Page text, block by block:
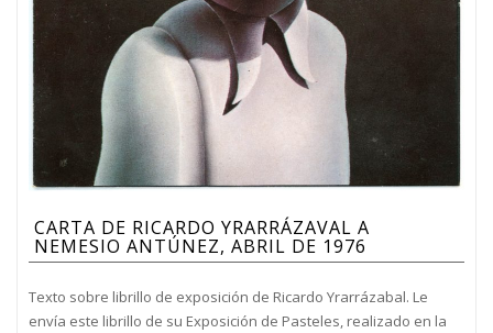
CARTA DE RICARDO YRARRÁZAVAL A
NEMESIO ANTÚNEZ, ABRIL DE 1976
Texto sobre librillo de exposición de Ricardo Yrarrázabal. Le
envía este librillo de su Exposición de Pasteles, realizado en la